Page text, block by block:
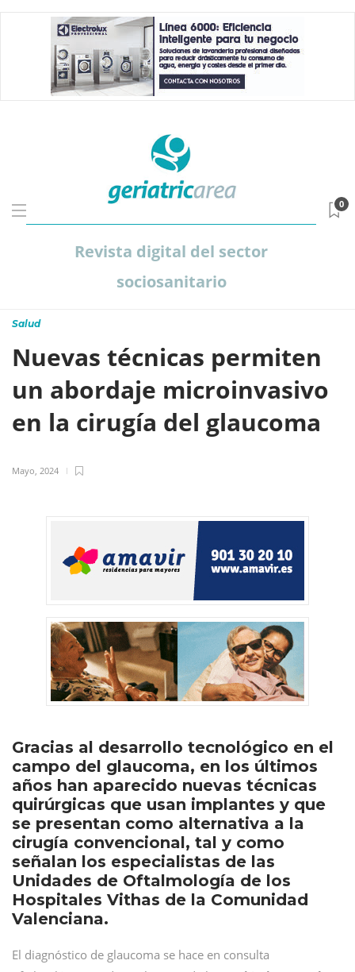
Revista digital del sector
sociosanitario
0
Salud
Nuevas técnicas permiten
un abordaje microinvasivo
en la cirugía del glaucoma
Mayo, 2024
Gracias al desarrollo tecnológico en el
campo del glaucoma, en los últimos
años han aparecido nuevas técnicas
quirúrgicas que usan implantes y que
se presentan como alternativa a la
cirugía convencional, tal y como
señalan los especialistas de las
Unidades de Oftalmología de los
Hospitales Vithas de la Comunidad
Valenciana.
El diagnóstico de glaucoma se hace en consulta